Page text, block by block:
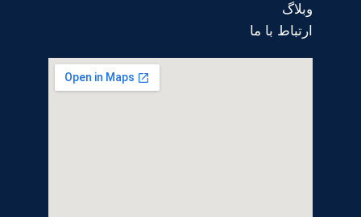
وبلاگ
ارتباط با ما